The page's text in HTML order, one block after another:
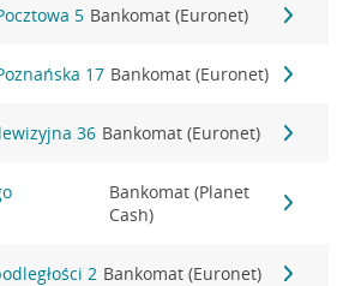
5 Bankomat (Euronet)
17 Bankomat (Euronet)
36 Bankomat (Euronet)
Bankomat (Planet
Cash)
2 Bankomat (Euronet)